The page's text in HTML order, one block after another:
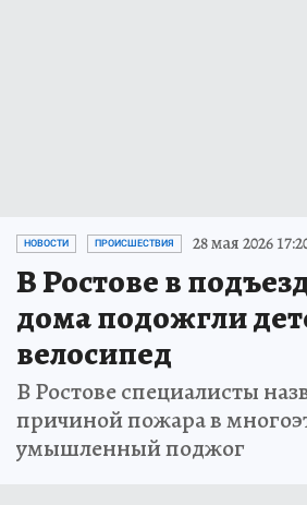
НОВОСТИ ПРОИСШЕСТВИЯ 28 мая 2026
В Ростове в
дома подожгли
велосипед
В Ростове специалисты
причиной пожара в
умышленный поджог